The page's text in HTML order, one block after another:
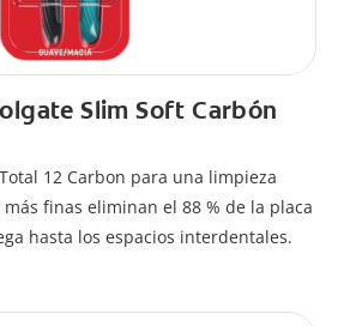
Slim Soft Carbón
12 Carbon para una limpieza
finas eliminan el 88 % de la placa
hasta los espacios interdentales.